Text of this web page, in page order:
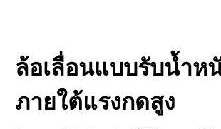
ล้อเลื่อนแบบรับน้ำห
ภายใต้แรงกดสูง